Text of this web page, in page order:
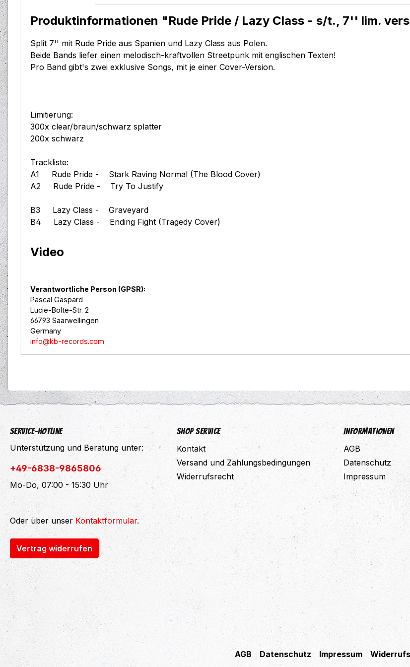
Produktinformationen "Rude Pride / Lazy Class - s/t., 7'' lim.
Split 7'' mit Rude Pride aus Spanien und Lazy Class aus Polen.
Beide Bands liefer einen melodisch-kraftvollen Streetpunk mit englischen Texten!
Pro Band gibt's zwei exklusive Songs, mit je einer Cover-Version.
Limitierung:
300x clear/braun/schwarz splatter
200x schwarz
Trackliste:
A1 Rude Pride - Stark Raving Normal (The Blood Cover)
A2 Rude Pride - Try To Justify
B3 Lazy Class - Graveyard
B4 Lazy Class - Ending Fight (Tragedy Cover)
Video
Verantwortliche Person (GPSR):
Pascal Gaspard
Lucie-Bolte-Str. 2
66793 Saarwellingen
Germany
info@kb-records.com
Service-Hotline
Unterstützung und Beratung unter:
+49-6838-9865806
Mo-Do, 07:00 - 15:30 Uhr
Oder über unser Kontaktformular.
Vertrag widerrufen
Shop Service
Kontakt
Versand und Zahlungsbedingungen
Widerrufsrecht
Informationen
AGB
Datenschutz
Impressum
AGB Datenschutz Impressum